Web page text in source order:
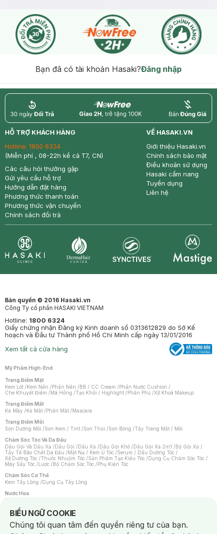
Bạn đã có tài khoản Hasaki?Đăng nhập
return nowfree price
HỖ TRỢ KHÁCH HÀNG
Hotline: 1800 6324
(Miễn phí , 08-22h kể cả T7, CN)
Các câu hỏi thường gặp
Gửi yêu cầu hỗ trợ
Hướng dẫn đặt hàng
Phương thức thanh toán
Phương thức vận chuyển
Chính sách đổi trả
VỀ HASAKI.VN
Giới thiệu Hasaki.vn
Chính sách bảo mật
Điều khoản sử dụng
Hasaki cẩm nang
Tuyển dụng
Liên hệ
Bản quyền © 2016 Hasaki.vn
Công Ty cổ phần HASAKI VIETNAM
Hotline: 1800 6324
Giấy chứng nhận Đăng ký Kinh doanh số 0313612829 do Sở Kế
hoạch và Đầu tư Thành phố Hồ Chí Minh cấp ngày 13/01/2016
Xem tất cả cửa hàng
Mỹ Phẩm High-End
Trang Điểm Mặt
Kem Lót /Kem Nền /Phấn Nền /BB / CC Cream /Phấn Nước Cushion /
Che Khuyết Điểm /Má Hồng /Tạo Khối / Highlight /Phấn Phủ /Xịt Khoá Makeup
Trang Điểm Mắt
Kẻ Mày /Kẻ Mắt /Phấn Mắt /Mascara
Trang Điểm Môi
Son Dưỡng Môi /Son Kem / Tint /Son Thỏi /Son Bóng /Tẩy Trang Mắt / Môi
Chăm Sóc Tóc Và Da Đầu
Dầu Gội Và Dầu Xả /Dầu Gội /Dầu Xả /Dầu Gội Khô /Dầu Gội Xả 2in1 /Bộ Gội Xả /
Tẩy Tế Bào Chết Da Đầu /Mặt Nạ / Kem Ủ Tóc /Serum / Dầu Dưỡng Tóc /
Xịt Dưỡng Tóc /Thuốc Nhuộm Tóc /Sản Phẩm Tạo Kiểu Tóc /Dụng Cụ Chăm Sóc Tóc /
Máy Sấy Tóc /Lược /Bộ Chăm Sóc Tóc /Phụ Kiện Tóc
Chăm Sóc Cơ Thể
Kem Tẩy Lông /Dụng Cụ Tẩy Lông
Nước Hoa
Nước Hoa Nữ
Chăm Sóc Cá Nhân
Chống Muỗi /Khẩu Trang /Máy Massage/Mặt Nạ Xông Hơi /Nước Rửa Tay/
Sản Phẩm Chăm Sóc Khác /Bàn Chải Đánh Răng /Bàn Chải Điện/
BIỂU NGỮ COOKIE
Notice about cookies usage
Chúng tôi quan tâm đến quyền riêng tư của bạn.